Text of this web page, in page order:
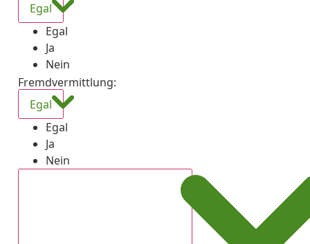
Egal
Egal
Ja
Nein
Fremdvermittlung:
Egal
Egal
Ja
Nein